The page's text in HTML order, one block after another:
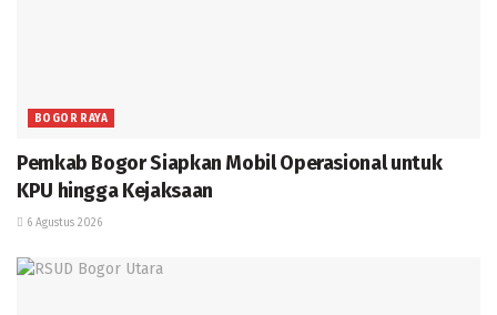
BOGOR RAYA
Pemkab Bogor Siapkan Mobil Operasional untuk
KPU hingga Kejaksaan
6 Agustus 2026